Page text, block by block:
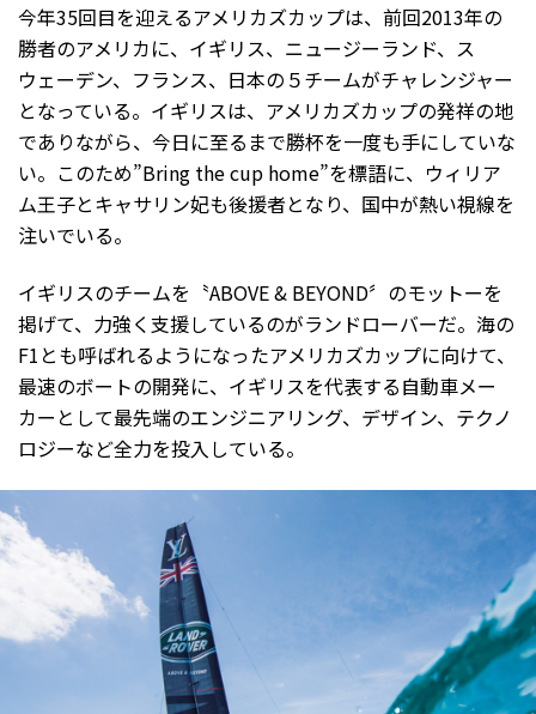
今年35回目を迎えるアメリカズカップは、前回2013年の
勝者のアメリカに、イギリス、ニュージーランド、ス
ウェーデン、フランス、日本の５チームがチャレンジャー
となっている。イギリスは、アメリカズカップの発祥の地
でありながら、今日に至るまで勝杯を一度も手にしていな
い。このため”Bring the cup home”を標語に、ウィリア
ム王子とキャサリン妃も後援者となり、国中が熱い視線を
注いでいる。
イギリスのチームを〝ABOVE & BEYOND〞のモットーを
掲げて、力強く支援しているのがランドローバーだ。海の
F1とも呼ばれるようになったアメリカズカップに向けて、
最速のボートの開発に、イギリスを代表する自動車メー
カーとして最先端のエンジニアリング、デザイン、テクノ
ロジーなど全力を投入している。